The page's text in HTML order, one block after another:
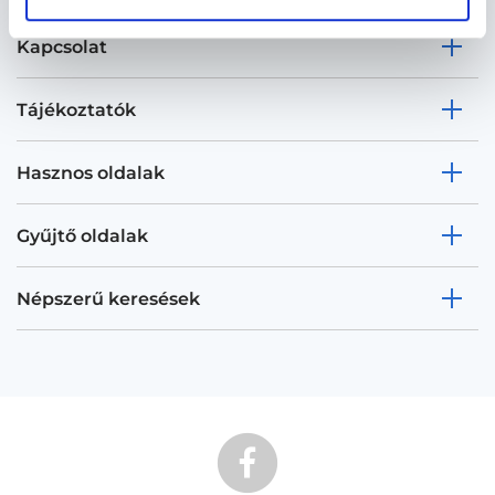
Kapcsolat
Tájékoztatók
Hasznos oldalak
Gyűjtő oldalak
Népszerű keresések